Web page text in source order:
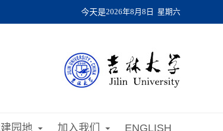
今天是2026年8月8日 星期六
园地 加入我们 ENGLISH